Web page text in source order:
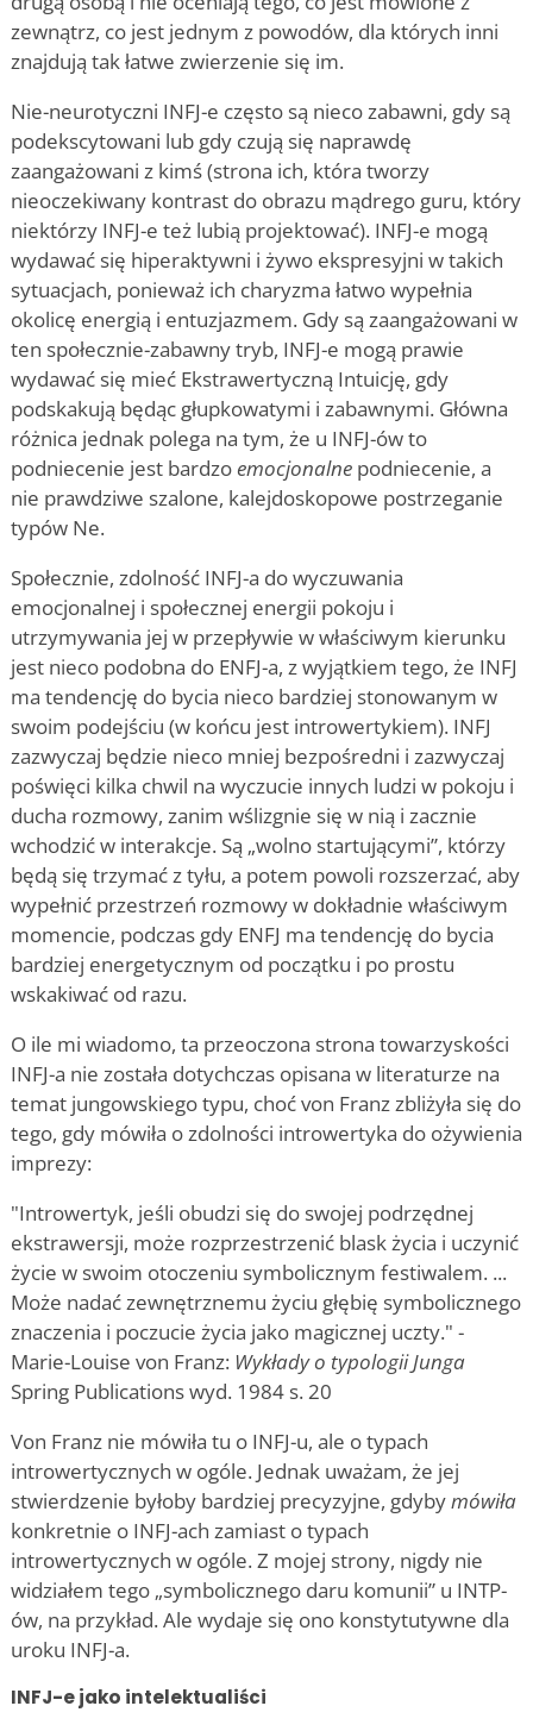
zewnątrz, co jest jednym z powodów, dla których inni
znajdują tak łatwe zwierzenie się im.
Nie-neurotyczni INFJ-e często są nieco zabawni, gdy są
podekscytowani lub gdy czują się naprawdę
zaangażowani z kimś (strona ich, która tworzy
nieoczekiwany kontrast do obrazu mądrego guru, który
niektórzy INFJ-e też lubią projektować). INFJ-e mogą
wydawać się hiperaktywni i żywo ekspresyjni w takich
sytuacjach, ponieważ ich charyzma łatwo wypełnia
okolicę energią i entuzjazmem. Gdy są zaangażowani w
ten społecznie-zabawny tryb, INFJ-e mogą prawie
wydawać się mieć Ekstrawertyczną Intuicję, gdy
podskakują będąc głupkowatymi i zabawnymi. Główna
różnica jednak polega na tym, że u INFJ-ów to
podniecenie jest bardzoemocjonalne podniecenie, a
nie prawdziwe szalone, kalejdoskopowe postrzeganie
typów Ne.
Społecznie, zdolność INFJ-a do wyczuwania
emocjonalnej i społecznej energii pokoju i
utrzymywania jej w przepływie w właściwym kierunku
jest nieco podobna do ENFJ-a, z wyjątkiem tego, że INFJ
ma tendencję do bycia nieco bardziej stonowanym w
swoim podejściu (w końcu jest introwertykiem). INFJ
zazwyczaj będzie nieco mniej bezpośredni i zazwyczaj
poświęci kilka chwil na wyczucie innych ludzi w pokoju i
ducha rozmowy, zanim wślizgnie się w nią i zacznie
wchodzić w interakcje. Są „wolno startującymi”, którzy
będą się trzymać z tyłu, a potem powoli rozszerzać, aby
wypełnić przestrzeń rozmowy w dokładnie właściwym
momencie, podczas gdy ENFJ ma tendencję do bycia
bardziej energetycznym od początku i po prostu
wskakiwać od razu.
O ile mi wiadomo, ta przeoczona strona towarzyskości
INFJ-a nie została dotychczas opisana w literaturze na
temat jungowskiego typu, choć von Franz zbliżyła się do
tego, gdy mówiła o zdolności introwertyka do ożywienia
imprezy:
"Introwertyk, jeśli obudzi się do swojej podrzędnej
ekstrawersji, może rozprzestrzenić blask życia i uczynić
życie w swoim otoczeniu symbolicznym festiwalem. ...
Może nadać zewnętrznemu życiu głębię symbolicznego
znaczenia i poczucie życia jako magicznej uczty." -
Marie-Louise von Franz: Wykłady o typologii Junga
Spring Publications wyd. 1984 s. 20
Von Franz nie mówiła tu o INFJ-u, ale o typach
introwertycznych w ogóle. Jednak uważam, że jej
stwierdzenie byłoby bardziej precyzyjne, gdybymówiła
konkretnie o INFJ-ach zamiast o typach
introwertycznych w ogóle. Z mojej strony, nigdy nie
widziałem tego „symbolicznego daru komunii” u INTP-
ów, na przykład. Ale wydaje się ono konstytutywne dla
uroku INFJ-a.
INFJ-e jako intelektualiści